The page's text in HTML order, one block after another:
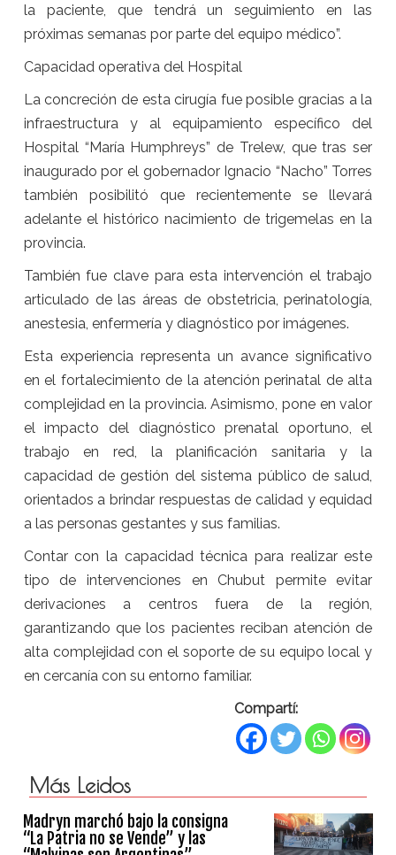
la paciente, que tendrá un seguimiento en las
próximas semanas por parte del equipo médico”.
Capacidad operativa del Hospital
La concreción de esta cirugía fue posible gracias a la
infraestructura y al equipamiento específico del
Hospital “María Humphreys” de Trelew, que tras ser
inaugurado por el gobernador Ignacio “Nacho” Torres
también posibilitó que recientemente se llevará
adelante el histórico nacimiento de trigemelas en la
provincia.
También fue clave para esta intervención el trabajo
articulado de las áreas de obstetricia, perinatología,
anestesia, enfermería y diagnóstico por imágenes.
Esta experiencia representa un avance significativo
en el fortalecimiento de la atención perinatal de alta
complejidad en la provincia. Asimismo, pone en valor
el impacto del diagnóstico prenatal oportuno, el
trabajo en red, la planificación sanitaria y la
capacidad de gestión del sistema público de salud,
orientados a brindar respuestas de calidad y equidad
a las personas gestantes y sus familias.
Contar con la capacidad técnica para realizar este
tipo de intervenciones en Chubut permite evitar
derivaciones a centros fuera de la región,
garantizando que los pacientes reciban atención de
alta complejidad con el soporte de su equipo local y
en cercanía con su entorno familiar.
Compartí:
Más Leidos
Madryn marchó bajo la consigna
“La Patria no se Vende” y las